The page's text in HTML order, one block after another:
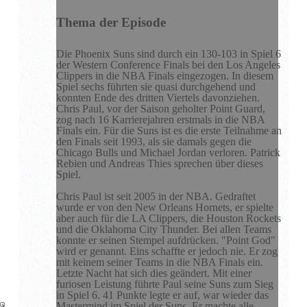
Thema der Episode
Die Phoenix Suns sind durch ein 130-103 in Spiel 6
der Western Conference Finals bei den Los Angeles
Clippers in die NBA Finals eingezogen. In diesem
Spiel sechs führten sie quasi durchgehend und
konnten Ende des dritten Viertels davonziehen.
Chris Paul, vor der Saison geholter Point Guard,
zog nach 16 Karrierejahren erstmals in die NBA
Finals ein. Für die Suns ist es die erste Teilnahme an
den Finals seit 1993, als sie damals gegen die
Chicago Bulls und Michael Jordan verloren. Patrick
Rebien und Andreas Thies sprechen über dieses
Spiel.
Chris Paul ist seit 2005 in der NBA. Gedraftet
wurde er von den New Orleans Hornets, er spielte
aber auch für die LA Clippers, die Houston Rockets
und die Oklahoma City Thunder. Bei allen Teams
konnte er seinen Stempel aufdrücken. "Point God"
wird er genannt. Eins schaffte er jedoch nie. Er zog
mit keinem seiner Teams in die NBA Finals ein.
Letzte Nacht hat sich dies geändert. Mit einer
furiosen Leistung führte Paul seine Suns zum Sieg
in Spiel 6. 41 Punkte legte er auf, war wieder das